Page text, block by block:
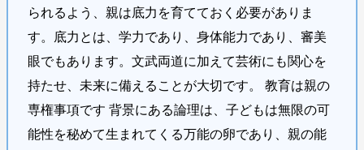
られるよう、親は底力を育てておく必要がありま
す。底力とは、学力であり、身体能力であり、審美
眼でもあります。文武両道に加えて芸術にも関心を
持たせ、未来に備えることが大切です。 教育は親の
専権事項です 背景にある論理は、子どもは無限の可
能性を秘めて生まれてくる万能の卵であり、親の能